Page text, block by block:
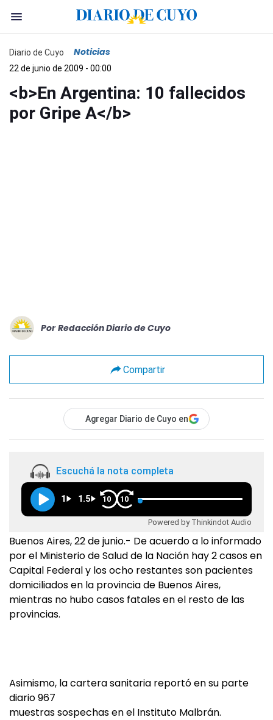
Diario de Cuyo Noticias
22 de junio de 2009 - 00:00
<b>En Argentina: 10 fallecidos
por Gripe A</b>
Por Redacción Diario de Cuyo
Compartir
Agregar Diario de Cuyo en
Escuchá la nota completa
1 1.5 10 10
Powered by Thinkindot Audio
Buenos Aires, 22 de junio.- De acuerdo a lo informado
por el Ministerio de Salud de la Nación hay 2 casos en
Capital Federal y los ocho restantes son pacientes
domiciliados en la provincia de Buenos Aires,
mientras no hubo casos fatales en el resto de las
provincias.
Asimismo, la cartera sanitaria reportó en su parte
diario 967
muestras sospechas en el Instituto Malbrán.